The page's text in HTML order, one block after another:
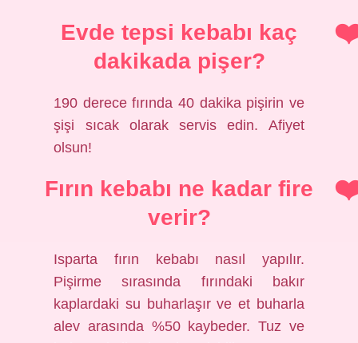
Evde tepsi kebabı kaç
dakikada pişer?
190 derece fırında 40 dakika pişirin ve
şişi sıcak olarak servis edin. Afiyet
olsun!
Fırın kebabı ne kadar fire
verir?
Isparta fırın kebabı nasıl yapılır.
Pişirme sırasında fırındaki bakır
kaplardaki su buharlaşır ve et buharla
alev arasında %50 kaybeder. Tuz ve